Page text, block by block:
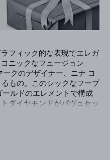
フィック的な表現でエレガ
ニックなフュージョン
ークのデザイナー、ニナ コ
るもの。このシックなフープ
ルドのエレメントで構成
ダイヤモンドがパヴェセッ